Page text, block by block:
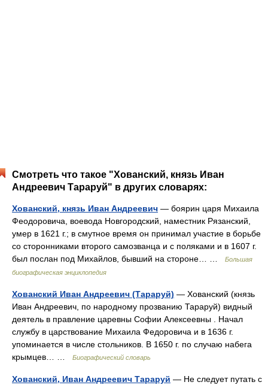
Смотреть что такое "Хованский, князь Иван
Андреевич Тараруй" в других словарях:
Хованский, князь Иван Андреевич — боярин царя Михаила
Феодоровича, воевода Новгородский, наместник Рязанский,
умер в 1621 г.; в смутное время он принимал участие в борьбе
со сторонниками второго самозванца и с поляками и в 1607 г.
был послан под Михайлов, бывший на стороне… …
Большая
биографическая энциклопедия
Хованский Иван Андреевич (Тараруй) — Хованский (князь
Иван Андреевич, по народному прозванию Тараруй) видный
деятель в правление царевны Софии Алексеевны . Начал
службу в царствование Михаила Федоровича и в 1636 г.
упоминается в числе стольников. В 1650 г. по случаю набега
крымцев… …
Биографический словарь
Хованский, Иван Андреевич Тараруй — Не следует путать с